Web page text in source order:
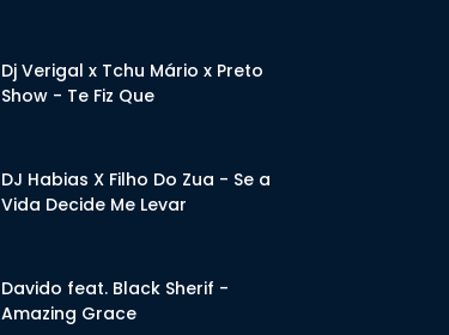
Dj Verigal x Tchu Mário x Preto
Show - Te Fiz Que
DJ Habias X Filho Do Zua - Se a
Vida Decide Me Levar
Davido feat. Black Sherif -
Amazing Grace